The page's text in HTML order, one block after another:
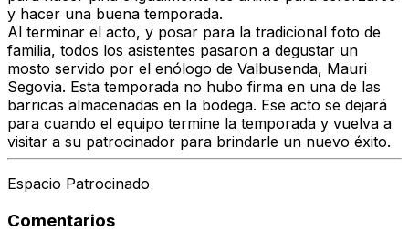
y hacer una buena temporada.
Al terminar el acto, y posar para la tradicional foto de
familia, todos los asistentes pasaron a degustar un
mosto servido por el enólogo de Valbusenda, Mauri
Segovia. Esta temporada no hubo firma en una de las
barricas almacenadas en la bodega. Ese acto se dejará
para cuando el equipo termine la temporada y vuelva a
visitar a su patrocinador para brindarle un nuevo éxito.
Espacio Patrocinado
Comentarios